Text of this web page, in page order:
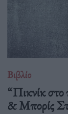
Βιβλίο
“Πικνίκ στο
& Μπορίς